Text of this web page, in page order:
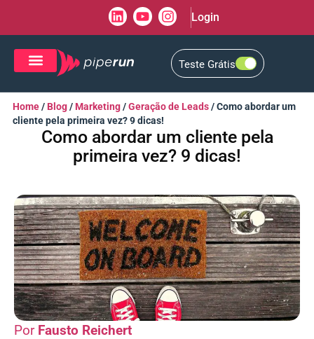
Login
Teste Grátis
Home/ Blog/ Marketing/Geração de Leads/Como abordar um
cliente pela primeira vez? 9 dicas!
Como abordar um cliente pela
primeira vez? 9 dicas!
Fausto Reichert